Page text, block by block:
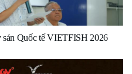
Quốc tế VIETFISH 2026